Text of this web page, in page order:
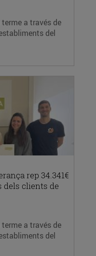
a través de
del
rep 34.341€
dels clients de
a través de
del